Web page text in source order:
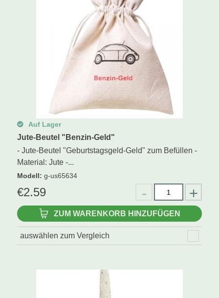
Auf Lager
Jute-Beutel "Benzin-Geld"
- Jute-Beutel "Geburtstagsgeld-Geld" zum Befüllen -
Material: Jute -...
Modell: g-us65634
€2.59
ZUM WARENKORB HINZUFÜGEN
auswählen zum Vergleich